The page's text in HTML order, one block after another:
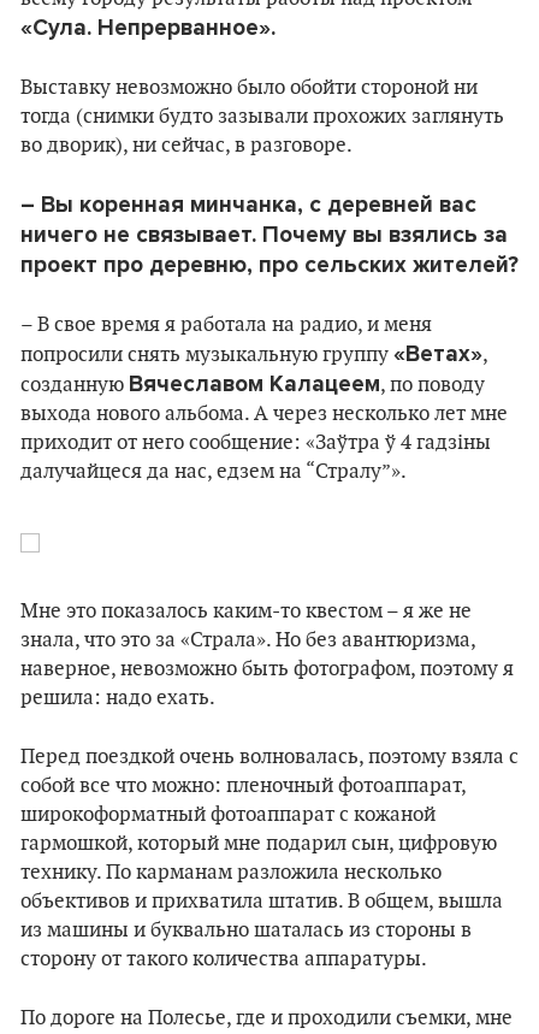
«Сула. Непрерванное».
Выставку невозможно было обойти стороной ни
тогда (снимки будто зазывали прохожих заглянуть
во дворик), ни сейчас, в разговоре.
– Вы коренная минчанка, с деревней вас
ничего не связывает. Почему вы взялись за
проект про деревню, про сельских жителей?
– В свое время я работала на радио, и меня
попросили снять музыкальную группу «Ветах»,
созданную Вячеславом Калацеем, по поводу
выхода нового альбома. А через несколько лет мне
приходит от него сообщение: «Заўтра ў 4 гадзіны
далучайцеся да нас, едзем на “Стралу”».
Мне это показалось каким-то квестом – я же не
знала, что это за «Страла». Но без авантюризма,
наверное, невозможно быть фотографом, поэтому я
решила: надо ехать.
Перед поездкой очень волновалась, поэтому взяла с
собой все что можно: пленочный фотоаппарат,
широкоформатный фотоаппарат с кожаной
гармошкой, который мне подарил сын, цифровую
технику. По карманам разложила несколько
объективов и прихватила штатив. В общем, вышла
из машины и буквально шаталась из стороны в
сторону от такого количества аппаратуры.
По дороге на Полесье, где и проходили съемки, мне